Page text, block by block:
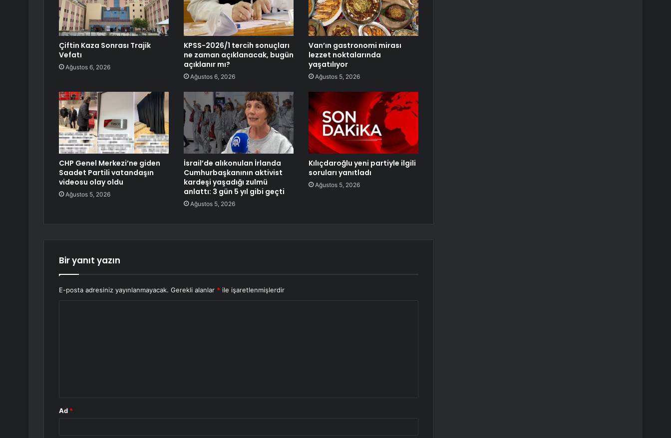
Çiftin Kaza Sonrası Trajik
Vefatı
Ağustos 6, 2026
KPSS-2026/1 tercih sonuçları
ne zaman açıklanacak, bugün
açıklanır mı?
Ağustos 6, 2026
Van’ın gastronomi mirası
lezzet noktalarında
yaşatılıyor
Ağustos 5, 2026
CHP Genel Merkezi’ne giden
Saadet Partili vatandaşın
videosu olay oldu
Ağustos 5, 2026
İsrail’de alıkonulan İrlanda
Cumhurbaşkanının aktivist
kardeşi yaşadığı zulmü
anlattı: 3 gün 5 yıl gibi geçti
Ağustos 5, 2026
Kılıçdaroğlu yeni partiyle ilgili
soruları yanıtladı
Ağustos 5, 2026
Bir yanıt yazın
E-posta adresiniz yayınlanmayacak. Gerekli alanlar * ile işaretlenmişlerdir
Ad *